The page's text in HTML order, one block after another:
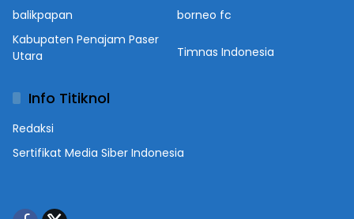
balikpapan
borneo fc
Kabupaten Penajam Paser
Utara
Timnas Indonesia
Info Titiknol
Redaksi
Sertifikat Media Siber Indonesia